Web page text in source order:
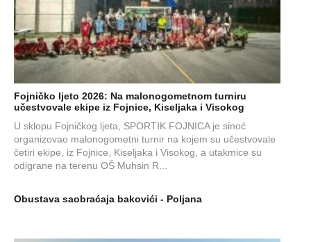
Fojničko ljeto 2026: Na malonogometnom turniru
učestvovale ekipe iz Fojnice, Kiseljaka i Visokog
U sklopu Fojničkog ljeta, SPORTIK FOJNICA je sinoć
organizovao malonogometni turnir na kojem su učestvovale
četiri ekipe, iz Fojnice, Kiseljaka i Visokog, a utakmice su
odigrane na terenu OŠ Muhsin R...
Obustava saobraćaja bakovići - Poljana